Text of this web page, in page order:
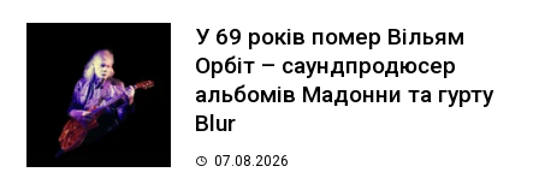
У 69 років помер Вільям
Орбіт – саундпродюсер
альбомів Мадонни та гурту
Blur
07.08.2026